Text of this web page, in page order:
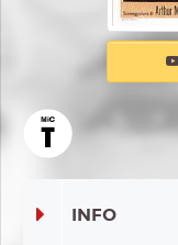
INFO